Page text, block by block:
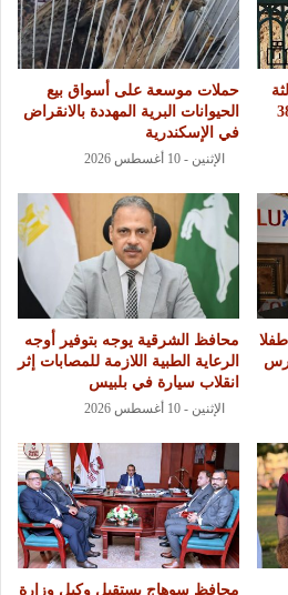
تسجل 38
حملات موسعة على أسواق بيع
الحيوانات البرية المهددة بالانقراض
في الإسكندرية
الإثنين - 10 أغسطس 2026
محافظ الأقصر يعتمد قبول 38 طفلا
محافظ الشرقية يوجه بتوفير أوجه
الرعاية الطبية اللازمة للمصابات إثر
انقلاب سيارة في بلبيس
الإثنين - 10 أغسطس 2026
محافظ سوهاج يستقبل وكيل وزارة